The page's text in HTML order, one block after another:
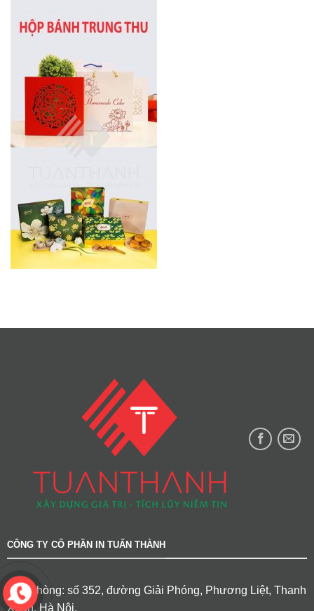
CÔNG TY CỔ PHẦN IN TUẤN THÀNH
Văn phòng: số 352, đường Giải Phóng, Phương Liệt, Thanh
Xuân, Hà Nội.